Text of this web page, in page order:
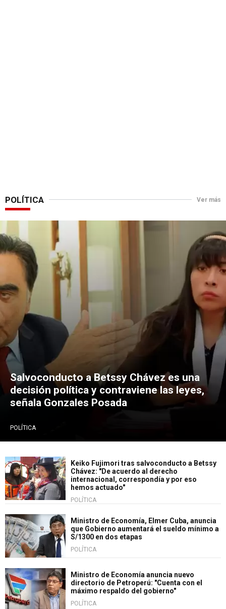
POLÍTICA Ver más
Salvoconducto a Betssy Chávez es una
decisión política y contraviene las leyes,
señala Gonzales Posada
POLÍTICA
Keiko Fujimori tras salvoconducto a Betssy
Chávez: "De acuerdo al derecho
internacional, correspondía y por eso
hemos actuado"
POLÍTICA
Ministro de Economía, Elmer Cuba, anuncia
que Gobierno aumentará el sueldo mínimo a
S/1300 en dos etapas
POLÍTICA
Ministro de Economía anuncia nuevo
directorio de Petroperú: "Cuenta con el
máximo respaldo del gobierno"
POLÍTICA